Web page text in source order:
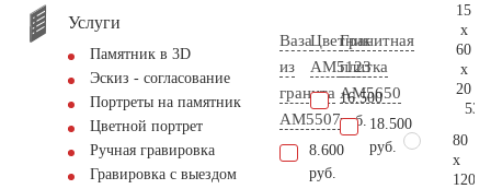
Услуги
Памятник в 3D
Эскиз - согласование
Портреты на памятник
Цветной портрет
Ручная гравировка
Гравировка с выездом
Ваза
из
гранита
AM5507
8.600
руб.
Цветник
AM5123
16.500
руб.
Гранитная
плитка
AM5650
18.500
руб.
15
x
60
x
20
80
x
120